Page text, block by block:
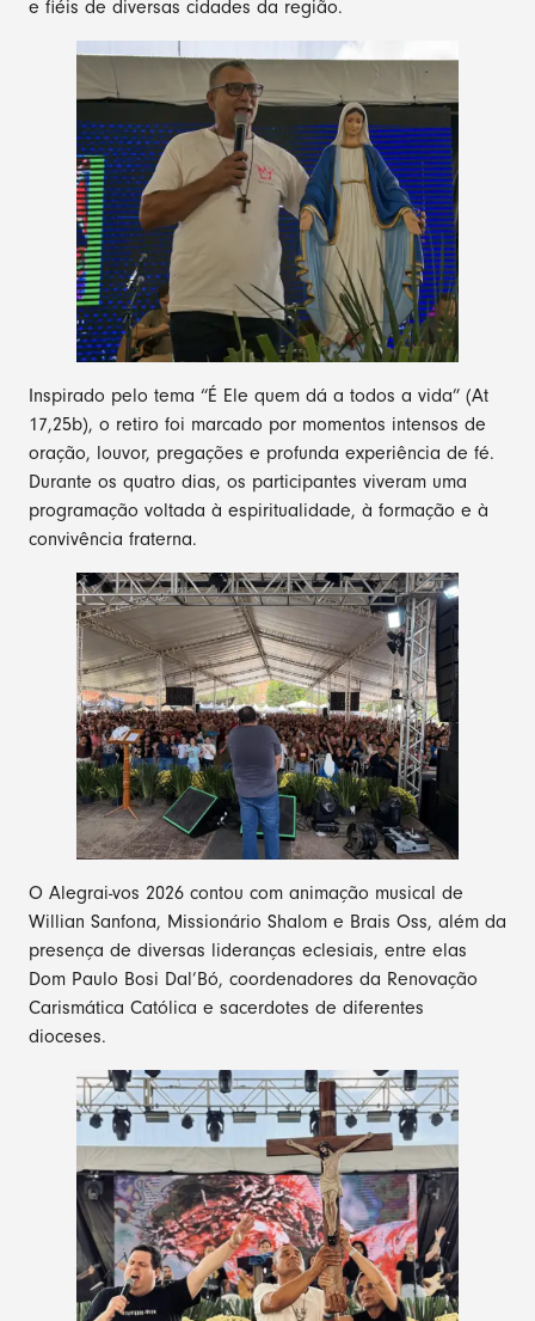
e fiéis de diversas cidades da região.
Inspirado pelo tema “É Ele quem dá a todos a vida” (At
17,25b), o retiro foi marcado por momentos intensos de
oração, louvor, pregações e profunda experiência de fé.
Durante os quatro dias, os participantes viveram uma
programação voltada à espiritualidade, à formação e à
convivência fraterna.
O Alegrai-vos 2026 contou com animação musical de
Willian Sanfona, Missionário Shalom e Brais Oss, além da
presença de diversas lideranças eclesiais, entre elas
Dom Paulo Bosi Dal’Bó, coordenadores da Renovação
Carismática Católica e sacerdotes de diferentes
dioceses.